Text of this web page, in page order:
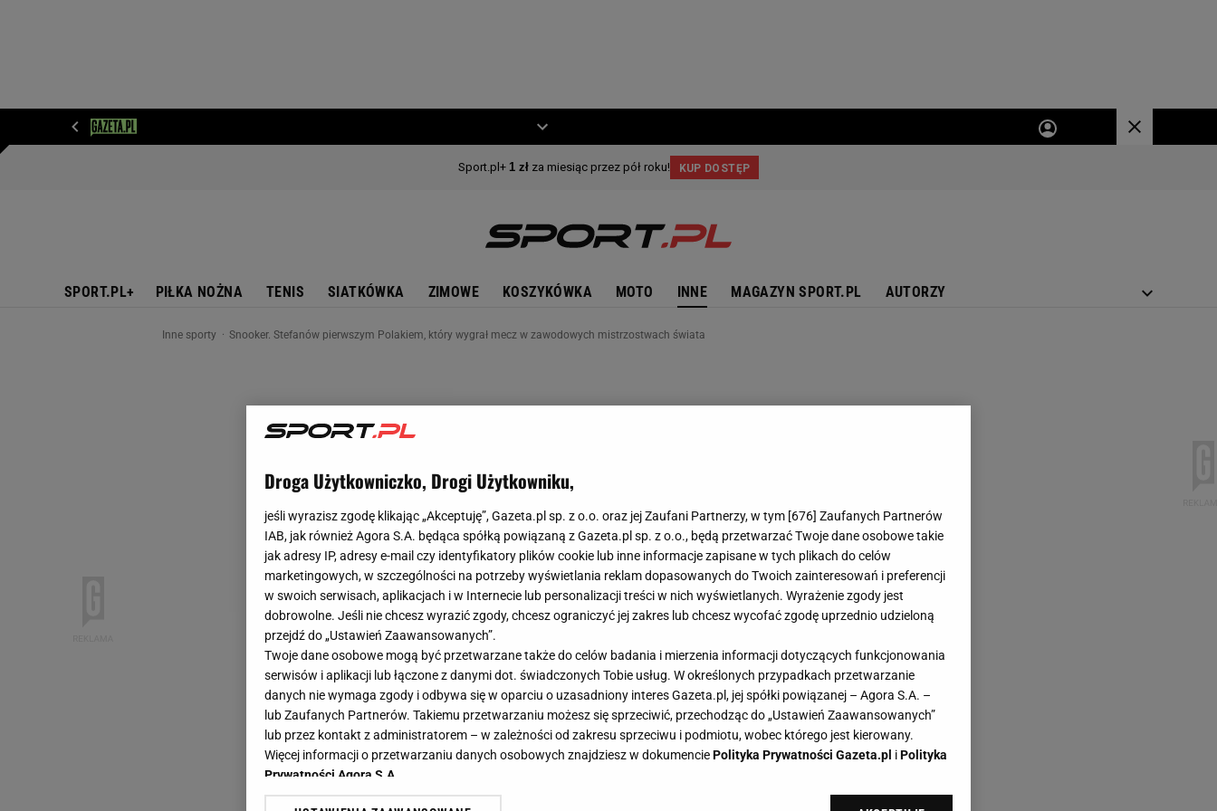
SPORT.PL+ PIŁKA NOŻNA TENIS SIATKÓWKA ZIMOWE KOSZYKÓWKA MOTO INNE MAGAZYN SPORT.PL AUTORZY
Inne sporty Snooker. Stefanów pierwszym Polakiem, który wygrał mecz w zawodowych mistrzostwach świata
Droga Użytkowniczko, Drogi Użytkowniku,
jeśli wyrazisz zgodę klikając „Akceptuję”, Gazeta.pl sp. z o.o. oraz jej Zaufani Partnerzy, w tym [676] Zaufanych Partnerów
IAB, jak również Agora S.A. będąca spółką powiązaną z Gazeta.pl sp. z o.o., będą przetwarzać Twoje dane osobowe takie
jak adresy IP, adresy e-mail czy identyfikatory plików cookie lub inne informacje zapisane w tych plikach do celów
marketingowych, w szczególności na potrzeby wyświetlania reklam dopasowanych do Twoich zainteresowań i preferencji
w swoich serwisach, aplikacjach i w Internecie lub personalizacji treści w nich wyświetlanych. Wyrażenie zgody jest
dobrowolne. Jeśli nie chcesz wyrazić zgody, chcesz ograniczyć jej zakres lub chcesz wycofać zgodę uprzednio udzieloną
przejdź do „Ustawień Zaawansowanych”.
Twoje dane osobowe mogą być przetwarzane także do celów badania i mierzenia informacji dotyczących funkcjonowania
serwisów i aplikacji lub łączone z danymi dot. świadczonych Tobie usług. W określonych przypadkach przetwarzanie
danych nie wymaga zgody i odbywa się w oparciu o uzasadniony interes Gazeta.pl, jej spółki powiązanej – Agora S.A. –
lub Zaufanych Partnerów. Takiemu przetwarzaniu możesz się sprzeciwić, przechodząc do „Ustawień Zaawansowanych”
lub przez kontakt z administratorem – w zależności od zakresu sprzeciwu i podmiotu, wobec którego jest kierowany.
Więcej informacji o przetwarzaniu danych osobowych znajdziesz w dokumenciePolityka Prywatności Gazeta.pl iPolityka
Prywatności Agora S.A.